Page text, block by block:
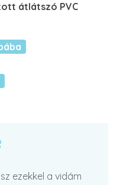
átlátszó PVC
ezekkel a vidám